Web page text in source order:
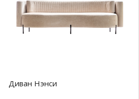
Диван Нэнси